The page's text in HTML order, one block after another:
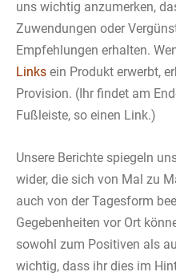
uns wichtig anzumerken,
Zuwendungen oder
Empfehlungen erhalten.
Links ein Produkt erwerbt,
Provision. (Ihr findet am
Fußleiste, so einen Link.)
Unsere Berichte spiegeln
wider, die sich von Mal zu
auch von der Tagesform
Gegebenheiten vor Ort
sowohl zum Positiven als
wichtig, dass ihr dies im